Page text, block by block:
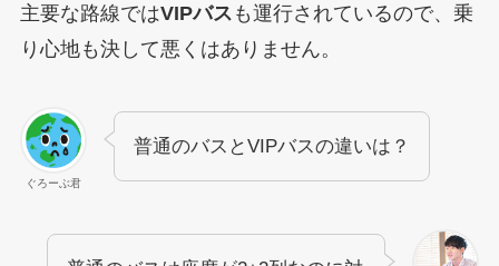
主要な路線ではVIPバス も運行されているので、乗
り心地も決して悪くはありません。
ぐろーぶ君
普通のバスとVIPバスの違いは？